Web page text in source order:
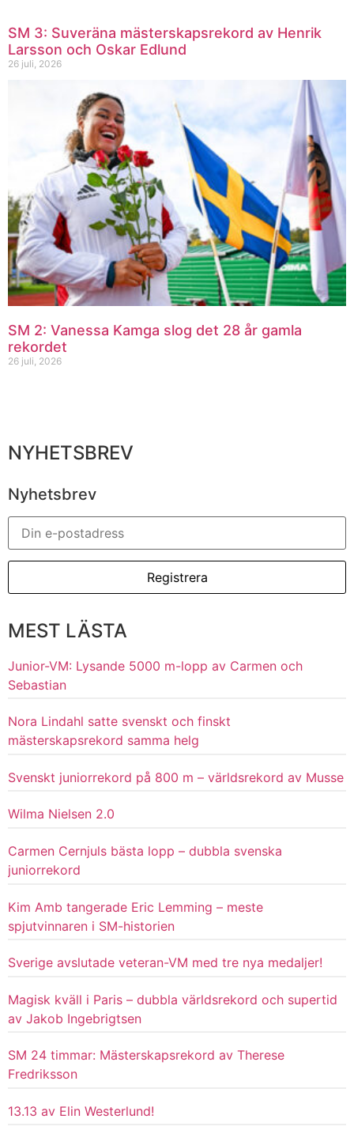
SM 3: Suveräna mästerskapsrekord av Henrik
Larsson och Oskar Edlund
26 juli, 2026
SM 2: Vanessa Kamga slog det 28 år gamla
rekordet
26 juli, 2026
NYHETSBREV
Nyhetsbrev
MEST LÄSTA
Junior-VM: Lysande 5000 m-lopp av Carmen och
Sebastian
Nora Lindahl satte svenskt och finskt
mästerskapsrekord samma helg
Svenskt juniorrekord på 800 m – världsrekord av Musse
Wilma Nielsen 2.0
Carmen Cernjuls bästa lopp – dubbla svenska
juniorrekord
Kim Amb tangerade Eric Lemming – meste
spjutvinnaren i SM-historien
Sverige avslutade veteran-VM med tre nya medaljer!
Magisk kväll i Paris – dubbla världsrekord och supertid
av Jakob Ingebrigtsen
SM 24 timmar: Mästerskapsrekord av Therese
Fredriksson
13.13 av Elin Westerlund!